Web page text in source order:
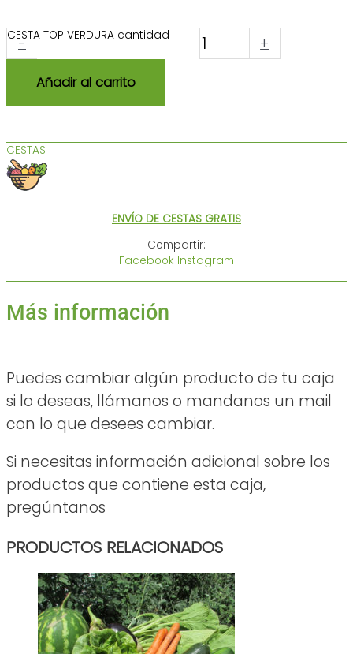
-
CESTA TOP VERDURA cantidad +
Añadir al carrito
CESTAS
ENVÍO DE CESTAS GRATIS
Compartir:
Facebook Instagram
Más información
Puedes cambiar algún producto de tu caja
si lo deseas, llámanos o mandanos un mail
con lo que desees cambiar.
Si necesitas información adicional sobre los
productos que contiene esta caja,
pregúntanos
PRODUCTOS RELACIONADOS